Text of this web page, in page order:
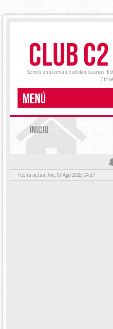
CLUB
Somos una comunidad de usuarios.
MENÚ
INICIO
Fecha actual Vie, 07 Ago 2026, 04:17